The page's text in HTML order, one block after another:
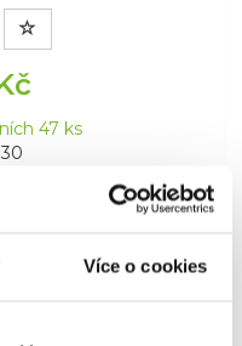
Více o cookies
47 ks